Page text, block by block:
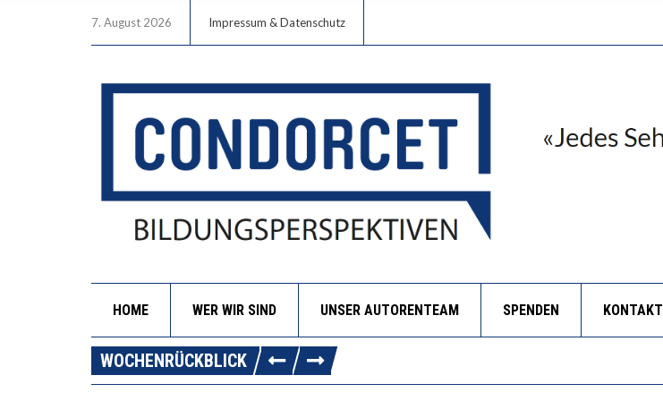
7. August 2026 Impressum & Datenschutz
HOME WER WIR SIND UNSER AUTORENTEAM SPENDEN KONTAKT
WOCHENRÜCKBLICK